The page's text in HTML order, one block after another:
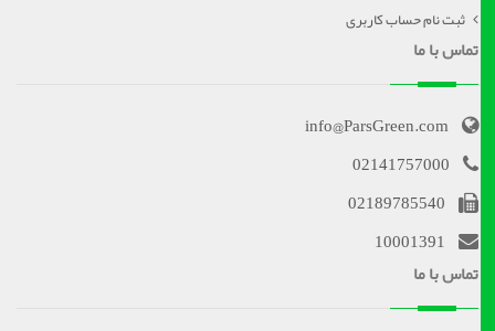
ثبت نام حساب کاربری
تماس با ما
info@ParsGreen.com
02141757000
02189785540
10001391
تماس با ما